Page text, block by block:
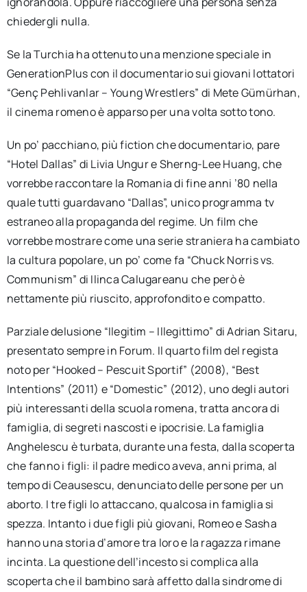
chiedergli nulla.
Se la Turchia ha ottenuto una menzione speciale in
GenerationPlus con il documentario sui giovani lottatori
“Genç Pehlivanlar – Young Wrestlers” di Mete Gümürhan,
il cinema romeno è apparso per una volta sotto tono.
Un po’ pacchiano, più fiction che documentario, pare
“Hotel Dallas” di Livia Ungur e Sherng-Lee Huang, che
vorrebbe raccontare la Romania di fine anni ’80 nella
quale tutti guardavano “Dallas”, unico programma tv
estraneo alla propaganda del regime. Un film che
vorrebbe mostrare come una serie straniera ha cambiato
la cultura popolare, un po’ come fa “Chuck Norris vs.
Communism” di Ilinca Calugareanu che però è
nettamente più riuscito, approfondito e compatto.
Parziale delusione “Ilegitim – Illegittimo” di Adrian Sitaru,
presentato sempre in Forum. Il quarto film del regista
noto per “Hooked – Pescuit Sportif” (2008), “Best
Intentions” (2011) e “Domestic” (2012), uno degli autori
più interessanti della scuola romena, tratta ancora di
famiglia, di segreti nascosti e ipocrisie. La famiglia
Anghelescu è turbata, durante una festa, dalla scoperta
che fanno i figli: il padre medico aveva, anni prima, al
tempo di Ceausescu, denunciato delle persone per un
aborto. I tre figli lo attaccano, qualcosa in famiglia si
spezza. Intanto i due figli più giovani, Romeo e Sasha
hanno una storia d’amore tra loro e la ragazza rimane
incinta. La questione dell’incesto si complica alla
scoperta che il bambino sarà affetto dalla sindrome di